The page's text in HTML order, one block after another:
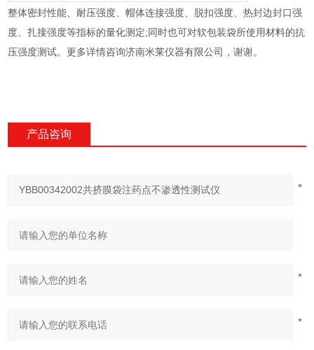
整体密封性能、耐压强度、帽体连接强度、脱扣强度、热封边封口强
度、扎接强度等指标的量化测定;同时也可对软包装袋所使用材料的抗
压强度测试。 更多详情咨询济南米莱仪器有限公司，谢谢。
产品咨询